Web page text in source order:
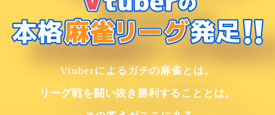
Vtuberによるガチの麻雀とは。
リーグ戦を闘い抜き勝利することとは。